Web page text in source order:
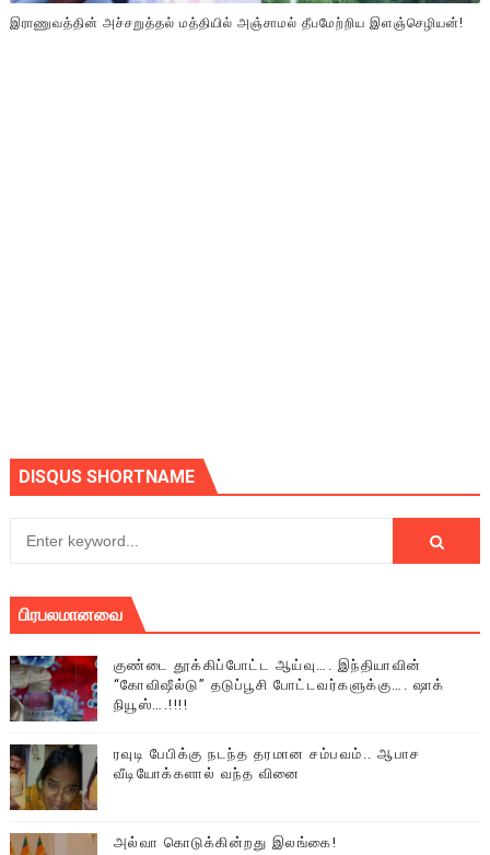
இராணுவத்தின் அச்சறுத்தல் மத்தியில் அஞ்சாமல் தீபமேற்றிய இளஞ்செழியன்!
DISQUS SHORTNAME
பிரபலமானவை
குண்டை தூக்கிப்போட்ட ஆய்வு…. இந்தியாவின்
“கோவிஷீல்டு” தடுப்பூசி போட்டவர்களுக்கு…. ஷாக்
நியூஸ்….!!!!
ரவுடி பேபிக்கு நடந்த தரமான சம்பவம்.. ஆபாச
வீடியோக்களால் வந்த வினை
அல்வா கொடுக்கின்றது இலங்கை!